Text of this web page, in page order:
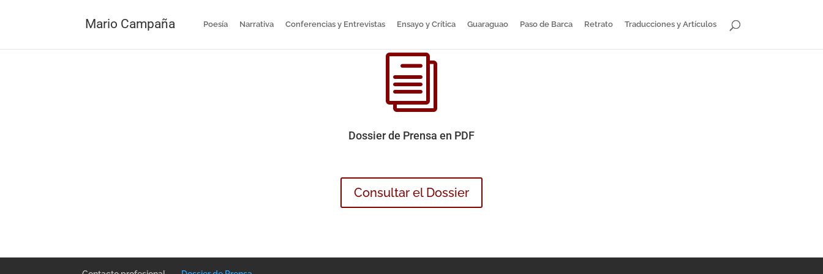
Mario Campaña Poesía Narrativa Conferencias y Entrevistas Ensayo y Crítica Guaraguao Paso de Barca Retrato Traducciones y Artículos
i
Dossier de Prensa en PDF
Consultar el Dossier